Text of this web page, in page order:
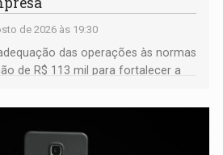
de 2026 às 19:30
das operações às normas
de R$ 113 mil para fortalecer a